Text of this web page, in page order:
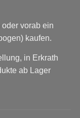
vorab ein
kaufen.
in Erkrath
ab Lager